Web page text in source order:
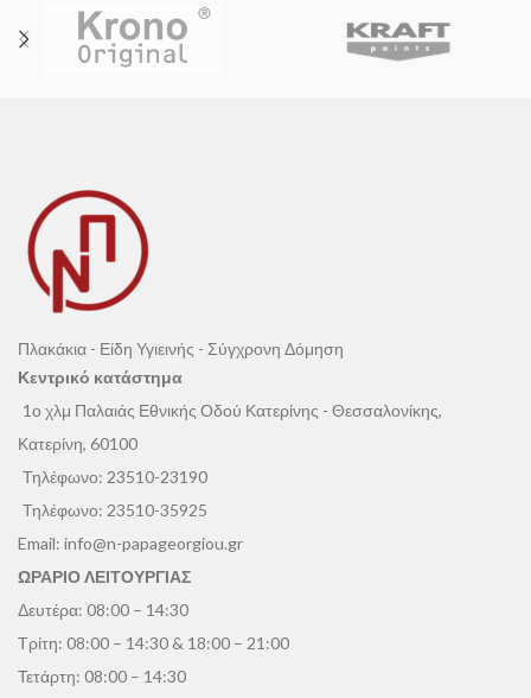
Πλακάκια - Είδη Υγιεινής - Σύγχρονη Δόμηση
Κεντρικό κατάστημα
1ο χλμ Παλαιάς Εθνικής Οδού Κατερίνης - Θεσσαλονίκης,
Κατερίνη, 60100
Τηλέφωνο: 23510-23190
Τηλέφωνο: 23510-35925
Email: info@n-papageorgiou.gr
ΩΡΑΡΙΟ ΛΕΙΤΟΥΡΓΙΑΣ
Δευτέρα: 08:00 – 14:30
Τρίτη: 08:00 – 14:30 & 18:00 – 21:00
Τετάρτη: 08:00 – 14:30